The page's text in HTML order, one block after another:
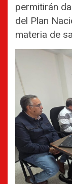
permitirán
del Plan
materia de